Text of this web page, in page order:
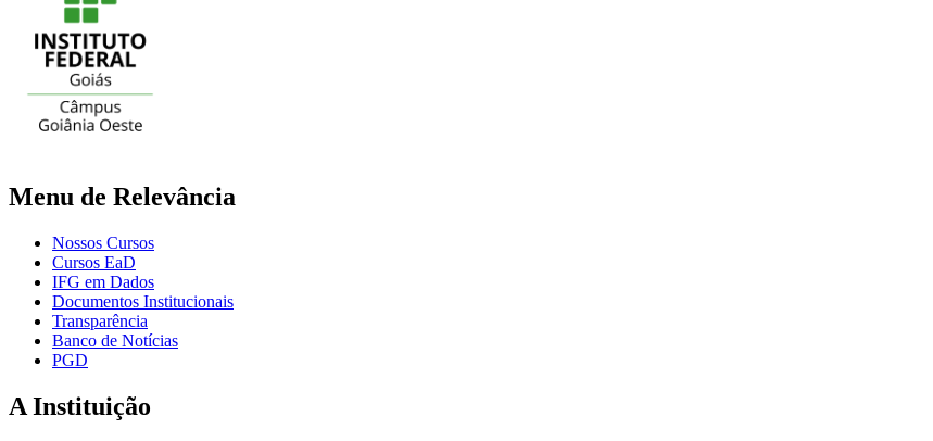
Menu de Relevância
Nossos Cursos
Cursos EaD
IFG em Dados
Documentos Institucionais
Transparência
Banco de Notícias
PGD
A Instituição